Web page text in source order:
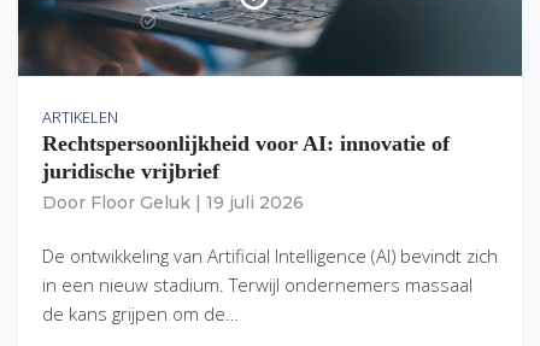
ARTIKELEN
Rechtspersoonlijkheid voor AI: innovatie of
juridische vrijbrief
Door Floor Geluk 19 juli 2026
De ontwikkeling van Artificial Intelligence (AI) bevindt zich
in een nieuw stadium. Terwijl ondernemers massaal
de kans grijpen om de…